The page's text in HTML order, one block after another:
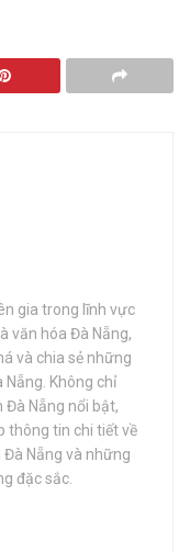
gia trong lĩnh vực
văn hóa Đà Nẵng,
và chia sẻ những
Không chỉ
Đà Nẵng nổi bật,
thông tin chi tiết về
Đà Nẵng và những
đặc sắc.